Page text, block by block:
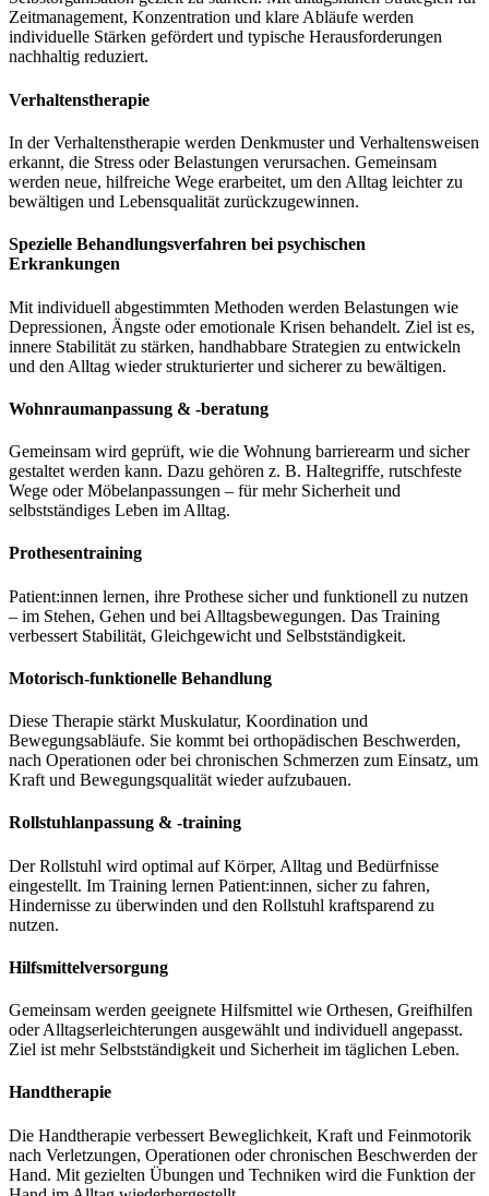
Zeitmanagement, Konzentration und klare Abläufe werden
individuelle Stärken gefördert und typische Herausforderungen
nachhaltig reduziert.
Verhaltenstherapie
In der Verhaltenstherapie werden Denkmuster und Verhaltensweisen
erkannt, die Stress oder Belastungen verursachen. Gemeinsam
werden neue, hilfreiche Wege erarbeitet, um den Alltag leichter zu
bewältigen und Lebensqualität zurückzugewinnen.
Spezielle Behandlungsverfahren bei psychischen
Erkrankungen
Mit individuell abgestimmten Methoden werden Belastungen wie
Depressionen, Ängste oder emotionale Krisen behandelt. Ziel ist es,
innere Stabilität zu stärken, handhabbare Strategien zu entwickeln
und den Alltag wieder strukturierter und sicherer zu bewältigen.
Wohnraumanpassung & -beratung
Gemeinsam wird geprüft, wie die Wohnung barrierearm und sicher
gestaltet werden kann. Dazu gehören z. B. Haltegriffe, rutschfeste
Wege oder Möbelanpassungen – für mehr Sicherheit und
selbstständiges Leben im Alltag.
Prothesentraining
Patient:innen lernen, ihre Prothese sicher und funktionell zu nutzen
– im Stehen, Gehen und bei Alltagsbewegungen. Das Training
verbessert Stabilität, Gleichgewicht und Selbstständigkeit.
Motorisch-funktionelle Behandlung
Diese Therapie stärkt Muskulatur, Koordination und
Bewegungsabläufe. Sie kommt bei orthopädischen Beschwerden,
nach Operationen oder bei chronischen Schmerzen zum Einsatz, um
Kraft und Bewegungsqualität wieder aufzubauen.
Rollstuhlanpassung & -training
Der Rollstuhl wird optimal auf Körper, Alltag und Bedürfnisse
eingestellt. Im Training lernen Patient:innen, sicher zu fahren,
Hindernisse zu überwinden und den Rollstuhl kraftsparend zu
nutzen.
Hilfsmittelversorgung
Gemeinsam werden geeignete Hilfsmittel wie Orthesen, Greifhilfen
oder Alltagserleichterungen ausgewählt und individuell angepasst.
Ziel ist mehr Selbstständigkeit und Sicherheit im täglichen Leben.
Handtherapie
Die Handtherapie verbessert Beweglichkeit, Kraft und Feinmotorik
nach Verletzungen, Operationen oder chronischen Beschwerden der
Hand. Mit gezielten Übungen und Techniken wird die Funktion der